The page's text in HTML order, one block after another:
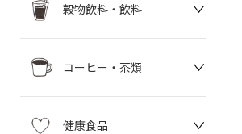
穀物飲料・飲料
コーヒー・茶類
健康食品